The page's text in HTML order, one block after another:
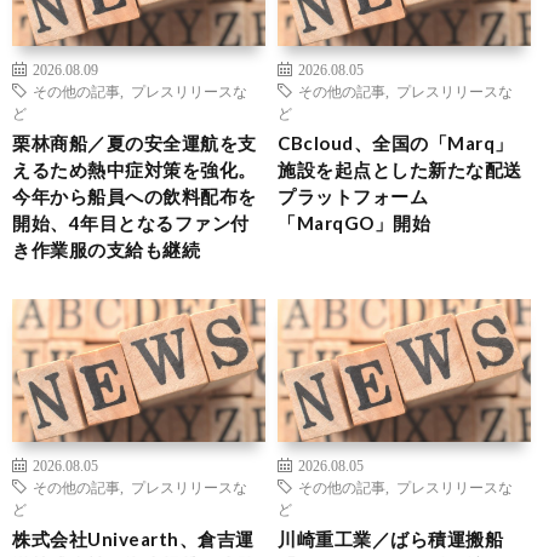
2026.08.09
その他の記事
プレスリリースな
ど
栗林商船／夏の安全運航を支
えるため熱中症対策を強化。
今年から船員への飲料配布を
開始、4年目となるファン付
き作業服の支給も継続
2026.08.05
その他の記事
プレスリリースな
ど
CBcloud、全国の「Marq」
施設を起点とした新たな配送
プラットフォーム
「MarqGO」開始
2026.08.05
その他の記事
プレスリリースな
ど
株式会社Univearth、倉吉運
2026.08.05
その他の記事
プレスリリースな
ど
川崎重工業／ばら積運搬船